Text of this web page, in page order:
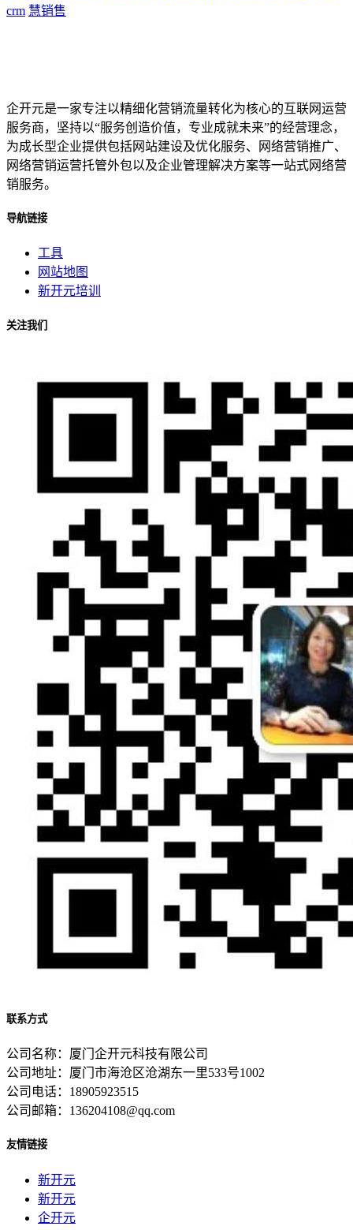
crm 慧销售
企开元是一家专注以精细化营销流量转化为核心的互联网运营
服务商，坚持以“服务创造价值，专业成就未来”的经营理念，
为成长型企业提供包括网站建设及优化服务、网络营销推广、
网络营销运营托管外包以及企业管理解决方案等一站式网络营
销服务。
导航链接
工具
网站地图
新开元培训
关注我们
联系方式
公司名称：厦门企开元科技有限公司
公司地址：厦门市海沧区沧湖东一里533号1002
公司电话：18905923515
公司邮箱：136204108@qq.com
友情链接
新开元
新开元
企开元